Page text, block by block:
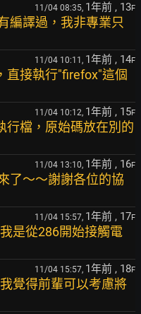
11/04 08:35, 1年前 , 13F
編譯過，我非專業只
11/04 10:11, 1年前 , 14F
直接執行"firefox"這個
11/04 10:12, 1年前 , 15F
行檔，原始碼放在別的
11/04 13:10, 1年前 , 16F
了～～謝謝各位的協
11/04 15:57, 1年前 , 17F
是從286開始接觸電
11/04 15:57, 1年前 , 18F
覺得前輩可以考慮將